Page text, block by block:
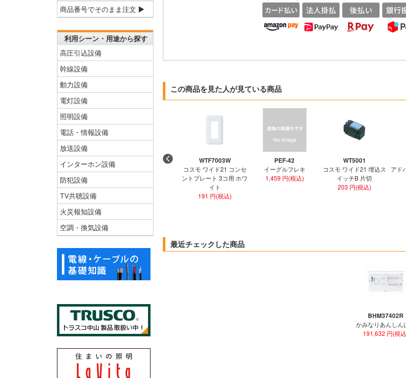
この商品を見た人が見ている商品
WTF7003W
コスモ ワイド21 コンセ
ントプレート 3コ用 ホワ
イト
191 円(税込)
PEF-42
イーグルフレキ
1,459 円(税込)
WT5001
コスモ ワイド21 埋込ス
イッチB 片切
203 円(税込)
アド
最近チェックした商品
BHM37402R
かみなりあんしん
191,632 円(税
商品番号でそのまま注文 ▶
利用シーン・用途から探す
高圧引込設備
幹線設備
動力設備
電灯設備
照明設備
電話・情報設備
放送設備
インターホン設備
防犯設備
TV共聴設備
火災報知設備
空調・換気設備